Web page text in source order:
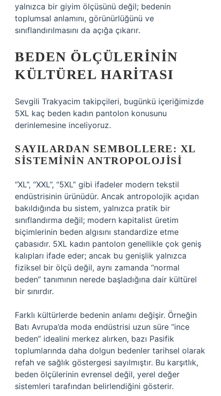
yalnızca bir giyim ölçüsünü değil; bedenin
toplumsal anlamını, görünürlüğünü ve
sınıflandırılmasını da açığa çıkarır.
BEDEN ÖLÇÜLERININ
KÜLTÜREL HARITASI
Sevgili Trakyacim takipçileri, bugünkü içeriğimizde
5XL kaç beden kadın pantolon konusunu
derinlemesine inceliyoruz.
SAYILARDAN SEMBOLLERE: XL
SISTEMININ ANTROPOLOJISI
“XL”, “XXL”, “5XL” gibi ifadeler modern tekstil
endüstrisinin ürünüdür. Ancak antropolojik açıdan
bakıldığında bu sistem, yalnızca pratik bir
sınıflandırma değil; modern kapitalist üretim
biçimlerinin beden algısını standardize etme
çabasıdır. 5XL kadın pantolon genellikle çok geniş
kalıpları ifade eder; ancak bu genişlik yalnızca
fiziksel bir ölçü değil, aynı zamanda “normal
beden” tanımının nerede başladığına dair kültürel
bir sınırdır.
Farklı kültürlerde bedenin anlamı değişir. Örneğin
Batı Avrupa’da moda endüstrisi uzun süre “ince
beden” idealini merkez alırken, bazı Pasifik
toplumlarında daha dolgun bedenler tarihsel olarak
refah ve sağlık göstergesi sayılmıştır. Bu karşıtlık,
beden ölçülerinin evrensel değil, yerel değer
sistemleri tarafından belirlendiğini gösterir.